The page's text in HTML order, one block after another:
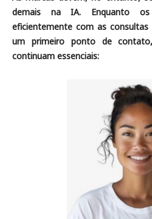
demais na IA. Enquanto
eficientemente com as
um primeiro ponto de
continuam essenciais: